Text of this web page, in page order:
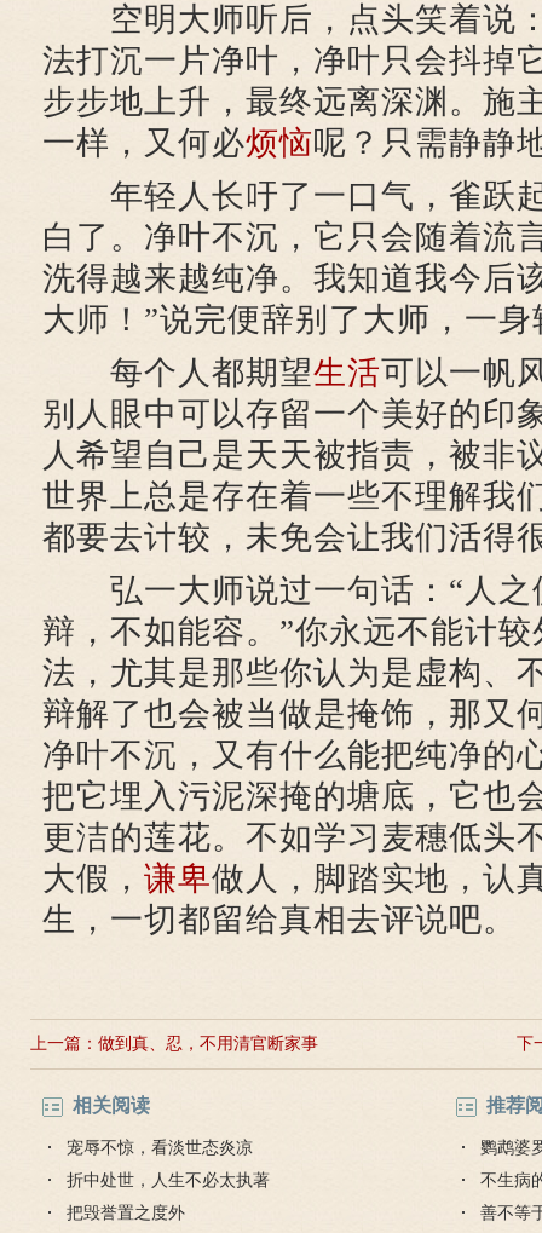
空明大师听后，点头笑着说
法打沉一片净叶，净叶只会抖掉
步步地上升，最终远离深渊。施
一样，又何必烦恼呢？只需静静
年轻人长吁了一口气，雀跃
白了。净叶不沉，它只会随着流
洗得越来越纯净。我知道我今后
大师！”说完便辞别了大师，一
每个人都期望生活可以一帆
别人眼中可以存留一个美好的印
人希望自己是天天被指责，被非
世界上总是存在着一些不理解我
都要去计较，未免会让我们活得
弘一大师说过一句话：“人之
辩，不如能容。”你永远不能计
法，尤其是那些你认为是虚构、
辩解了也会被当做是掩饰，那又
净叶不沉，又有什么能把纯净的
把它埋入污泥深掩的塘底，它也
更洁的莲花。不如学习麦穗低头
大假， 谦卑做人，脚踏实地，认
生，一切都留给真相去评说吧。
上一篇： 做到真、忍，不用清官断家事 下
相关阅读
宠辱不惊，看淡世态炎凉
折中处世，人生不必太执著
把毁誉置之度外
推荐
鹦鹉婆
不生病
善不等